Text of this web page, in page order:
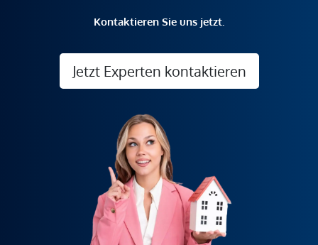
Kontaktieren Sie uns jetzt.
Jetzt Experten kontaktieren